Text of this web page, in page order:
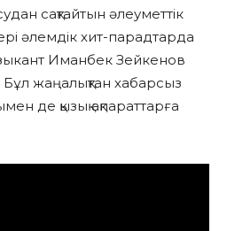
сақтайтын әлеуметтік
әлемдік хит-парадтарда
Иманбек Зейкенов
жаңалықтан хабарсыз
де қызық ақпараттарға